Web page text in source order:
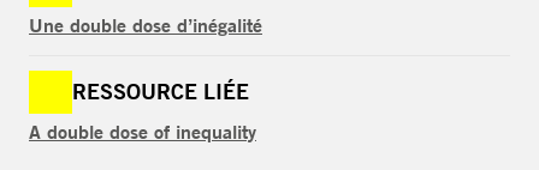
Une double dose d’inégalité
RESSOURCE LIÉE
A double dose of inequality